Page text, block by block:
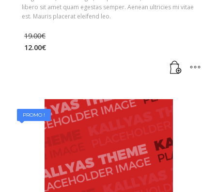
libero sit amet quam egestas semper. Aenean ultricies mi vitae
est. Mauris placerat eleifend leo.
19.00€
12.00€
PROMO !